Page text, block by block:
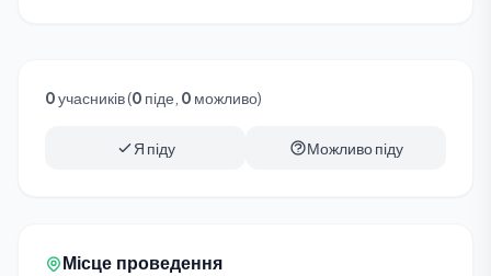
0учасників (0 піде, 0 можливо)
Я піду Можливо піду
Місце проведення